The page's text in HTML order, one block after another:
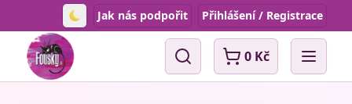
Toggle theme
Jak nás podpořit Přihlášení / Registrace
Vyhledávání0 Kč Open